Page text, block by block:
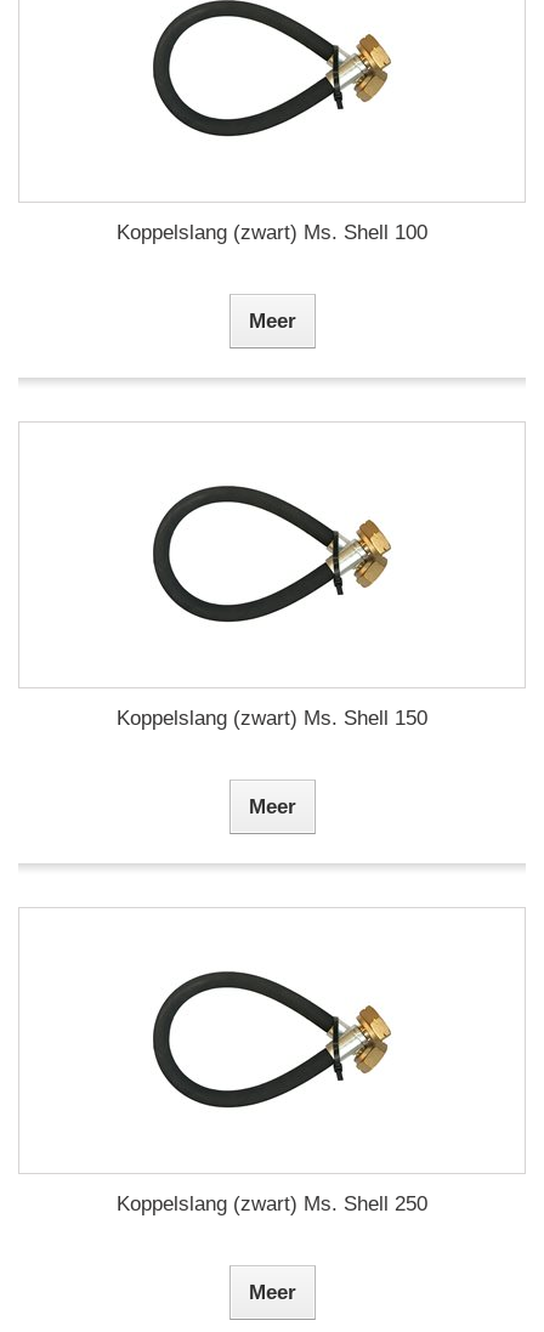
Koppelslang (zwart) Ms. Shell 100
Meer
Koppelslang (zwart) Ms. Shell 150
Meer
Koppelslang (zwart) Ms. Shell 250
Meer